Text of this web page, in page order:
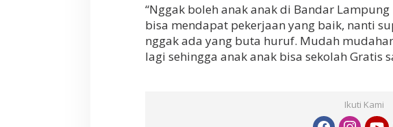
“Nggak boleh anak anak di Bandar
bisa mendapat pekerjaan yang baik, nanti
nggak ada yang buta huruf. Mudah
lagi sehingga anak anak bisa sekolah Gratis
Ikuti Kami